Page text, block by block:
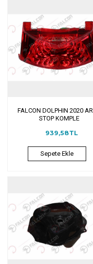
FALCON DOLPHIN 2020
STOP KOMPLE
939,58TL
Sepete Ekle